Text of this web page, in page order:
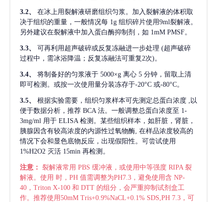
3.2、
在冰上用裂解液研磨组织匀浆。加入裂解液的体积取
决于组织的重量，一般情况每 1g 组织碎片使用9ml裂解液。
另外建议在裂解液中加入蛋白酶抑制剂，如 1mM PMSF。
3.3、 可再利用超声破碎或反复冻融进一步处理 (超声破碎
过程中，需冰浴降温；反复冻融法可重复2次)。
3.4、 将制备好的匀浆液于 5000×g 离心 5 分钟，留取上清
即可检测。或按一次使用量分装冻存于-20°C 或-80°C。
3.5、 根据实验需要，组织匀浆样本可先测定总蛋白浓度 ,以
便于数据分析，推荐 BCA 法。一般调整总蛋白浓度至 1-
3mg/ml 用于 ELISA 检测。某些组织样本，如肝脏，肾脏，
胰腺因含有较高浓度的内源性过氧物酶, 在样品浓度较高的
情况下会和显色底物反应，出现假阳性。可尝试使用
1%H2O2 灭活 15min 再检测。
注意： 裂解液常用 PBS 缓冲液，或使用中等强度 RIPA 裂
解液。使用 时，PH 值需调整为PH7.3，避免使用含 NP-
40，Triton X-100 和 DTT 的组分，会严重抑制试剂盒工
作。推荐使用50mM Tris+0.9%NaCL+0.1% SDS,PH 7.3，可